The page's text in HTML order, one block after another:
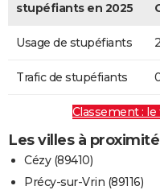
stupéfiants en 2025
Usage de stupéfiants 2
Trafic de stupéfiants
Classement : le
Les villes à
Cézy (89410)
Précy-sur-Vrin (89116)